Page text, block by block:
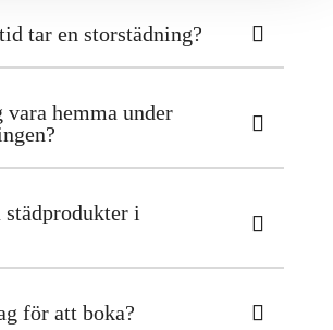
tar en storstädning?
vara hemma under
i
för att boka?